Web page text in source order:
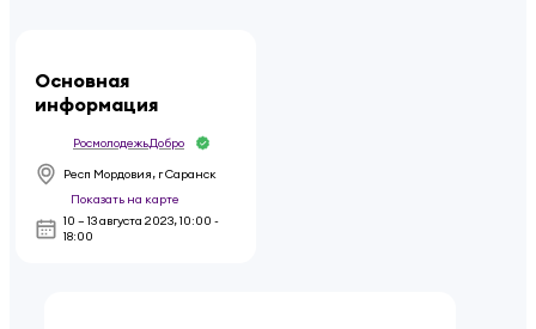
Основная
информация
Росмолодежь.Добро
Респ Мордовия, г Саранск
Показать на карте
10 – 13 августа 2023,10:00 -
18:00